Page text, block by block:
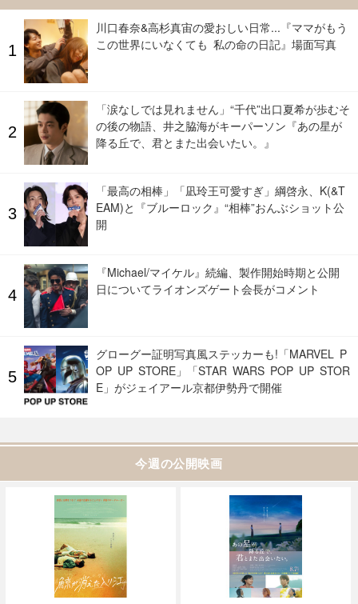
川口春奈&高杉真宙の愛おしい日常...『ママがもう
この世界にいなくても 私の命の日記』場面写真
「涙なしでは見れません」“千代”出口夏希が歩むそ
の後の物語、井之脇海がキーパーソン『あの星が
降る丘で、君とまた出会いたい。』
「最高の相棒」「凪玲王可愛すぎ」綱啓永、K(&T
EAM)と『ブルーロック』“相棒”おんぶショット公
開
『Michael/マイケル』続編、製作開始時期と公開
日についてライオンズゲート会長がコメント
グローグー証明写真風ステッカーも!「MARVEL P
OP UP STORE」「STAR WARS POP UP STOR
E」がジェイアール京都伊勢丹で開催
今週の公開映画